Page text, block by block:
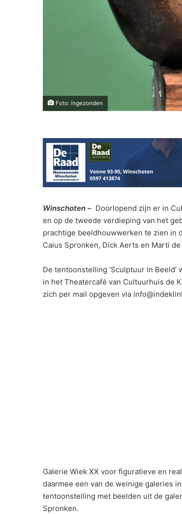
Foto: ingezonden
Winschoten – Doorlopend zijn er in
en op de tweede verdieping van het
prachtige beeldhouwwerken te zien in
Caius Spronken, Dick Aerts en Marti de
De tentoonstelling ‘Sculptuur in
in het Theatercafé van Cultuurhuis de
zich per mail opgeven via
Galerie Wiek XX voor figuratieve en
daarmee een van de weinige galeries
tentoonstelling met beelden uit de
Spronken.